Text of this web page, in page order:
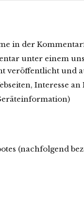
in der
unter einem
veröffentlicht und
Interesse
(nachfolgend